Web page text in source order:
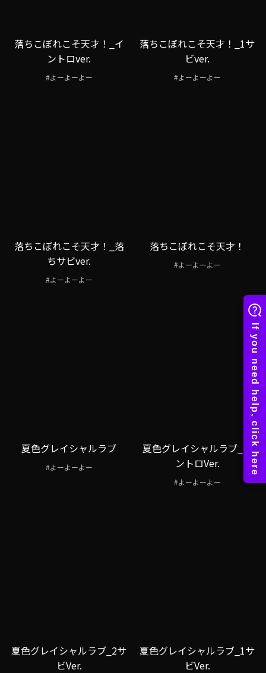
落ちこぼれこそ天才！_イ
ントロver.
#よーよーよー
落ちこぼれこそ天才！_1サ
ビver.
#よーよーよー
落ちこぼれこそ天才！_落
ちサビver.
#よーよーよー
落ちこぼれこそ天才！
#よーよーよー
夏色グレイシャルラブ
#よーよーよー
夏色グレイシャルラブ_イ
ントロVer.
#よーよーよー
夏色グレイシャルラブ_2サ
ビVer.
夏色グレイシャルラブ_1サ
ビVer.